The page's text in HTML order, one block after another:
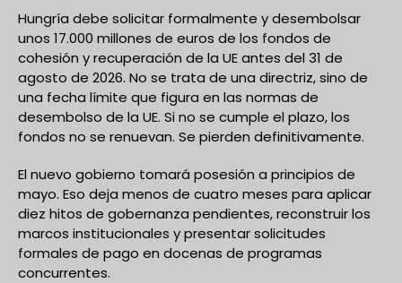
Hungría debe solicitar formalmente y desembolsar
unos 17.000 millones de euros de los fondos de
cohesión y recuperación de la UE antes del 31 de
agosto de 2026. No se trata de una directriz, sino de
una fecha límite que figura en las normas de
desembolso de la UE. Si no se cumple el plazo, los
fondos no se renuevan. Se pierden definitivamente.
El nuevo gobierno tomará posesión a principios de
mayo. Eso deja menos de cuatro meses para aplicar
diez hitos de gobernanza pendientes, reconstruir los
marcos institucionales y presentar solicitudes
formales de pago en docenas de programas
concurrentes.